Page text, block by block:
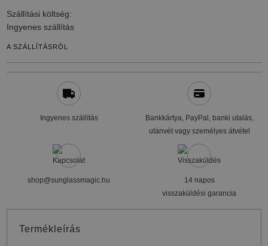
Ingyenes szállítás
Bankkártya, PayPal, banki utalás,
utánvét vagy személyes átvétel
shop@sunglassmagic.hu
14 napos
visszaküldési garancia
Termékleírás
Szállítási költség:
Ingyenes szállítás
A SZÁLLÍTÁSRÓL